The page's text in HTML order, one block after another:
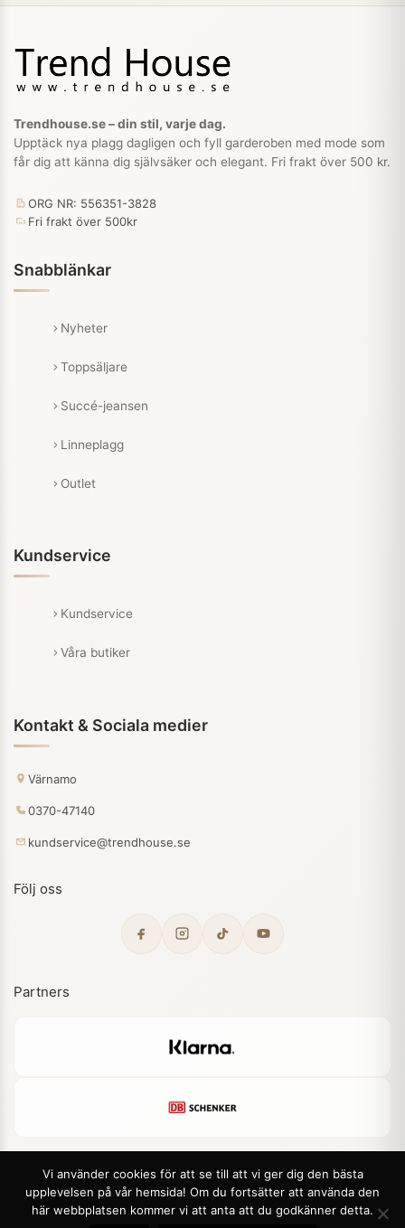
Trendhouse.se – din stil, varje dag.
Upptäck nya plagg dagligen och fyll garderoben med mode som
får dig att känna dig självsäker och elegant. Fri frakt över 500 kr.
ORG NR: 556351-3828
Fri frakt över 500kr
Snabblänkar
Nyheter
Toppsäljare
Succé-jeansen
Linneplagg
Outlet
Kundservice
Kundservice
Våra butiker
Kontakt & Sociala medier
Värnamo
0370-47140
kundservice@trendhouse.se
Följ oss
Partners
© 2026 Trendhouse. Alla rättigheter förbehållna.
Vi använder cookies för att se till att vi ger dig den bästa
upplevelsen på vår hemsida! Om du fortsätter att använda den
här webbplatsen kommer vi att anta att du godkänner detta.